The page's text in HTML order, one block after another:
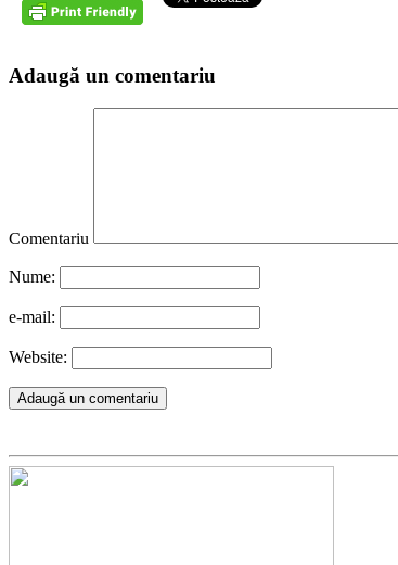
Adaugă un comentariu
Comentariu
Nume:
e-mail:
Website: